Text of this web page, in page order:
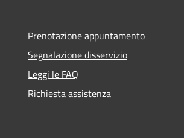
Prenotazione appuntamento
Segnalazione disservizio
Leggi le FAQ
Richiesta assistenza